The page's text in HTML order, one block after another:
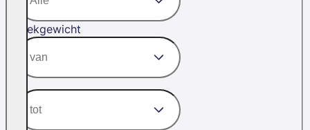
Trekgewicht